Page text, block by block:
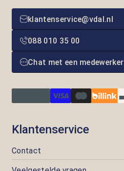
klantenservice@vdal.nl
088 010 35 00
Chat met een medewerker
Klantenservice
Contact